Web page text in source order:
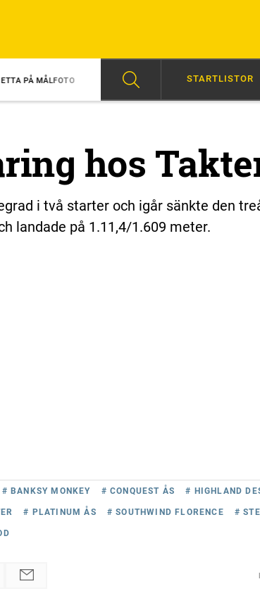
8/8 NY TRIUMF FÖR GINGRAS 07:00
STARTLISTOR
hos
i två starter och igår sänkte den
landade på 1.11,4/1.609 meter.
# BANKSY MONKEY # CONQUEST ÅS # HIGHLAND
# PLATINUM ÅS # SOUTHWIND FLORENCE #